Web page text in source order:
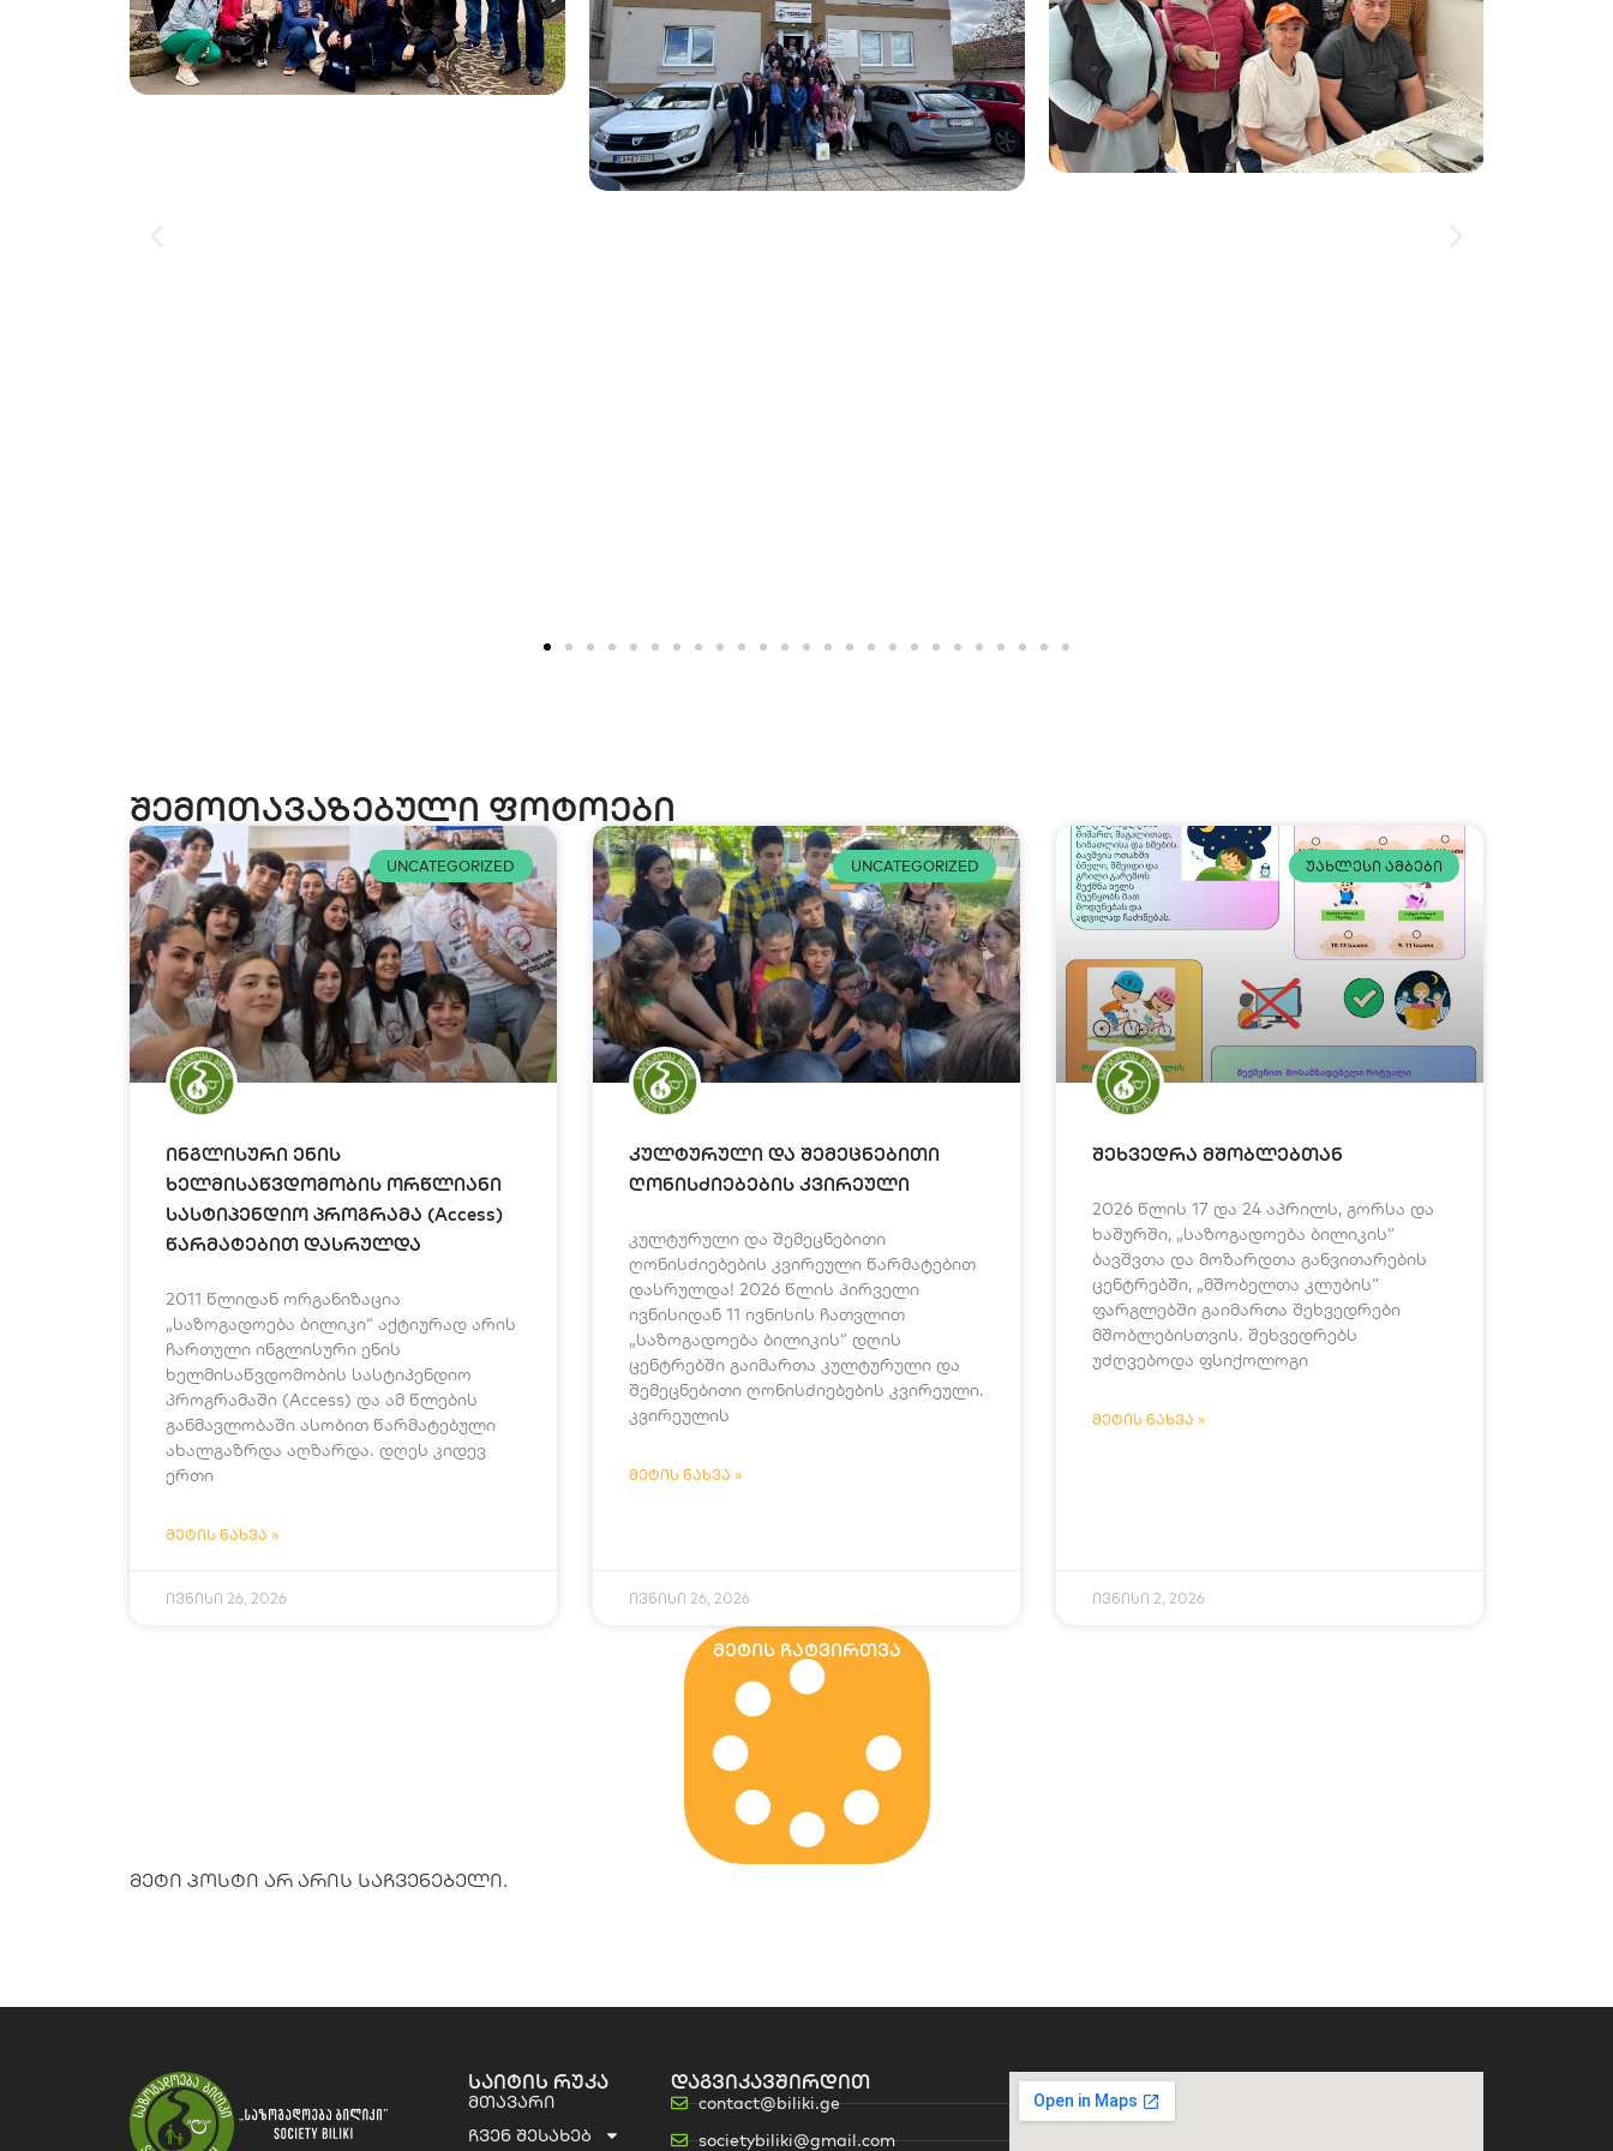
შემოთავაზებული ფოტოები
UNCATEGORIZED
ინგლისური ენის
ხელმისაწვდომობის ორწლიანი
სასტიპენდიო პროგრამა (Access)
წარმატებით დასრულდა
2011 წლიდან ორგანიზაცია
„საზოგადოება ბილიკი“ აქტიურად არის
ჩართული ინგლისური ენის
ხელმისაწვდომობის სასტიპენდიო
პროგრამაში (Access) და ამ წლების
განმავლობაში ასობით წარმატებული
ახალგაზრდა აღზარდა. დღეს კიდევ
ერთი
ᲛᲔᲢᲘᲡ ᲜᲐᲮᲕᲐ »
ივნისი 26, 2026
UNCATEGORIZED
კულტურული და შემეცნებითი
ღონისძიებების კვირეული
კულტურული და შემეცნებითი
ღონისძიებების კვირეული წარმატებით
დასრულდა! 2026 წლის პირველი
ივნისიდან 11 ივნისის ჩათვლით
„საზოგადოება ბილიკის“ დღის
ცენტრებში გაიმართა კულტურული და
შემეცნებითი ღონისძიებების კვირეული.
კვირეულის
ᲛᲔᲢᲘᲡ ᲜᲐᲮᲕᲐ »
ივნისი 26, 2026
ᲣᲐᲮᲚᲔᲡᲘ ᲐᲛᲑᲔᲑᲘ
შეხვედრა მშობლებთან
2026 წლის 17 და 24 აპრილს, გორსა და
ხაშურში, „საზოგადოება ბილიკის“
ბავშვთა და მოზარდთა განვითარების
ცენტრებში, „მშობელთა კლუბის“
ფარგლებში გაიმართა შეხვედრები
მშობლებისთვის. შეხვედრებს
უძღვებოდა ფსიქოლოგი
ᲛᲔᲢᲘᲡ ᲜᲐᲮᲕᲐ »
ივნისი 2, 2026
მეტის ჩატვირთვა
მეტი პოსტი არ არის საჩვენებელი.
საიტის რუკა
მთავარი
ჩვენ შესახებ
დაგვიკავშირდით
contact@biliki.ge
societybiliki@gmail.com